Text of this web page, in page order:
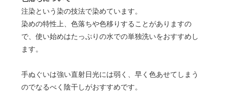
注染という染の技法で染めています。
染めの特性上、色落ちや色移りすることがありますの
で、使い始めはたっぷりの水での単独洗いをおすすめし
ます。
手ぬぐいは強い直射日光には弱く、早く色あせてしまう
のでなるべく陰干しがおすすめです。